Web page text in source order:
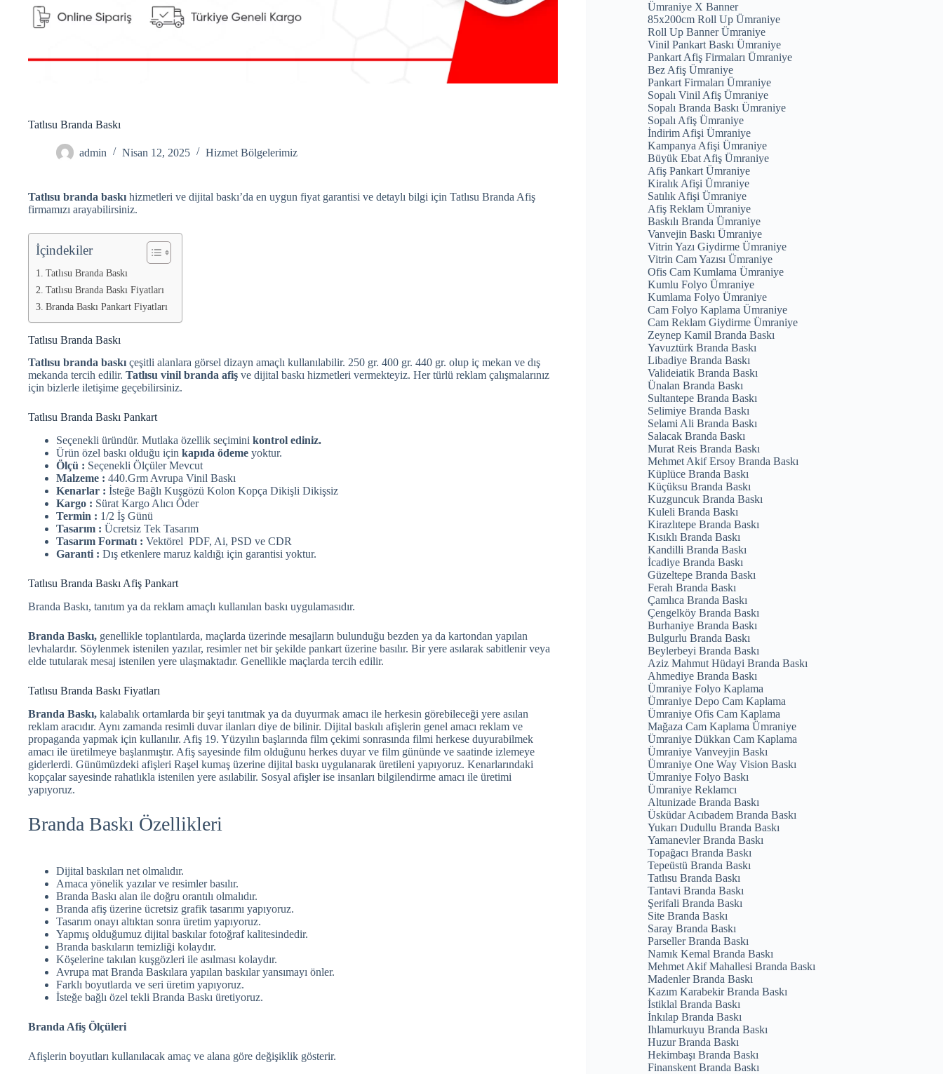
Tatlısu Branda Baskı
admin Nisan 12, 2025 Hizmet Bölgelerimiz
Tatlısu branda baskı hizmetleri ve dijital baskı’da en uygun fiyat garantisi ve detaylı bilgi için Tatlısu Branda Afiş
firmamızı arayabilirsiniz.
İçindekiler
Tatlısu Branda Baskı
Tatlısu Branda Baskı Fiyatları
Branda Baskı Pankart Fiyatları
Tatlısu Branda Baskı
Tatlısu branda baskı çeşitli alanlara görsel dizayn amaçlı kullanılabilir. 250 gr. 400 gr. 440 gr. olup iç mekan ve dış
mekanda tercih edilir. Tatlısu vinil branda afiş ve dijital baskı hizmetleri vermekteyiz. Her türlü reklam çalışmalarınız
için bizlerle iletişime geçebilirsiniz.
Tatlısu Branda Baskı Pankart
Seçenekli üründür. Mutlaka özellik seçimini kontrol ediniz.
Ürün özel baskı olduğu için kapıda ödeme yoktur.
Ölçü : Seçenekli Ölçüler Mevcut
Malzeme : 440.Grm Avrupa Vinil Baskı
Kenarlar : İsteğe Bağlı Kuşgözü Kolon Kopça Dikişli Dikişsiz
Kargo : Sürat Kargo Alıcı Öder
Termin : 1/2 İş Günü
Tasarım : Ücretsiz Tek Tasarım
Tasarım Formatı : Vektörel PDF, Ai, PSD ve CDR
Garanti : Dış etkenlere maruz kaldığı için garantisi yoktur.
Tatlısu Branda Baskı Afiş Pankart
Branda Baskı, tanıtım ya da reklam amaçlı kullanılan baskı uygulamasıdır.
Branda Baskı, genellikle toplantılarda, maçlarda üzerinde mesajların bulunduğu bezden ya da kartondan yapılan
levhalardır. Söylenmek istenilen yazılar, resimler net bir şekilde pankart üzerine basılır. Bir yere asılarak sabitlenir veya
elde tutularak mesaj istenilen yere ulaşmaktadır. Genellikle maçlarda tercih edilir.
Tatlısu Branda Baskı Fiyatları
Branda Baskı, kalabalık ortamlarda bir şeyi tanıtmak ya da duyurmak amacı ile herkesin görebileceği yere asılan
reklam aracıdır. Aynı zamanda resimli duvar ilanları diye de bilinir. Dijital baskılı afişlerin genel amacı reklam ve
propaganda yapmak için kullanılır. Afiş 19. Yüzyılın başlarında film çekimi sonrasında filmi herkese duyurabilmek
amacı ile üretilmeye başlanmıştır. Afiş sayesinde film olduğunu herkes duyar ve film gününde ve saatinde izlemeye
giderlerdi. Günümüzdeki afişleri Raşel kumaş üzerine dijital baskı uygulanarak üretileni yapıyoruz. Kenarlarındaki
kopçalar sayesinde rahatlıkla istenilen yere asılabilir. Sosyal afişler ise insanları bilgilendirme amacı ile üretimi
yapıyoruz.
Branda Baskı Özellikleri
Dijital baskıları net olmalıdır.
Amaca yönelik yazılar ve resimler basılır.
Branda Baskı alan ile doğru orantılı olmalıdır.
Branda afiş üzerine ücretsiz grafik tasarımı yapıyoruz.
Tasarım onayı altıktan sonra üretim yapıyoruz.
Yapmış olduğumuz dijital baskılar fotoğraf kalitesindedir.
Branda baskıların temizliği kolaydır.
Köşelerine takılan kuşgözleri ile asılması kolaydır.
Avrupa mat Branda Baskılara yapılan baskılar yansımayı önler.
Farklı boyutlarda ve seri üretim yapıyoruz.
İsteğe bağlı özel tekli Branda Baskı üretiyoruz.
Branda Afiş Ölçüleri
Afişlerin boyutları kullanılacak amaç ve alana göre değişiklik gösterir.
Ümraniye X Banner
85x200cm Roll Up Ümraniye
Roll Up Banner Ümraniye
Vinil Pankart Baskı Ümraniye
Pankart Afiş Firmaları Ümraniye
Bez Afiş Ümraniye
Pankart Firmaları Ümraniye
Sopalı Vinil Afiş Ümraniye
Sopalı Branda Baskı Ümraniye
Sopalı Afiş Ümraniye
İndirim Afişi Ümraniye
Kampanya Afişi Ümraniye
Büyük Ebat Afiş Ümraniye
Afiş Pankart Ümraniye
Kiralık Afişi Ümraniye
Satılık Afişi Ümraniye
Afiş Reklam Ümraniye
Baskılı Branda Ümraniye
Vanvejin Baskı Ümraniye
Vitrin Yazı Giydirme Ümraniye
Vitrin Cam Yazısı Ümraniye
Ofis Cam Kumlama Ümraniye
Kumlu Folyo Ümraniye
Kumlama Folyo Ümraniye
Cam Folyo Kaplama Ümraniye
Cam Reklam Giydirme Ümraniye
Zeynep Kamil Branda Baskı
Yavuztürk Branda Baskı
Libadiye Branda Baskı
Valideiatik Branda Baskı
Ünalan Branda Baskı
Sultantepe Branda Baskı
Selimiye Branda Baskı
Selami Ali Branda Baskı
Salacak Branda Baskı
Murat Reis Branda Baskı
Mehmet Akif Ersoy Branda Baskı
Küplüce Branda Baskı
Küçüksu Branda Baskı
Kuzguncuk Branda Baskı
Kuleli Branda Baskı
Kirazlıtepe Branda Baskı
Kısıklı Branda Baskı
Kandilli Branda Baskı
İcadiye Branda Baskı
Güzeltepe Branda Baskı
Ferah Branda Baskı
Çamlıca Branda Baskı
Çengelköy Branda Baskı
Burhaniye Branda Baskı
Bulgurlu Branda Baskı
Beylerbeyi Branda Baskı
Aziz Mahmut Hüdayi Branda Baskı
Ahmediye Branda Baskı
Ümraniye Folyo Kaplama
Ümraniye Depo Cam Kaplama
Ümraniye Ofis Cam Kaplama
Mağaza Cam Kaplama Ümraniye
Ümraniye Dükkan Cam Kaplama
Ümraniye Vanveyjin Baskı
Ümraniye One Way Vision Baskı
Ümraniye Folyo Baskı
Ümraniye Reklamcı
Altunizade Branda Baskı
Üsküdar Acıbadem Branda Baskı
Yukarı Dudullu Branda Baskı
Yamanevler Branda Baskı
Topağacı Branda Baskı
Tepeüstü Branda Baskı
Tatlısu Branda Baskı
Tantavi Branda Baskı
Şerifali Branda Baskı
Site Branda Baskı
Saray Branda Baskı
Parseller Branda Baskı
Namık Kemal Branda Baskı
Mehmet Akif Mahallesi Branda Baskı
Madenler Branda Baskı
Kazım Karabekir Branda Baskı
İstiklal Branda Baskı
İnkılap Branda Baskı
Ihlamurkuyu Branda Baskı
Huzur Branda Baskı
Hekimbaşı Branda Baskı
Finanskent Branda Baskı